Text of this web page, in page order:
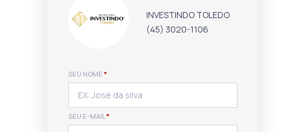
INVESTINDO TOLEDO
(45) 3020-1106
SEU NOME *
SEU E-MAIL *